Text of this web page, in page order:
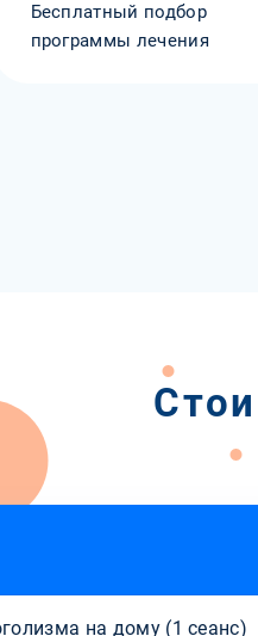
Бесплатный подбор
программы лечения
на дому (1 сеанс)